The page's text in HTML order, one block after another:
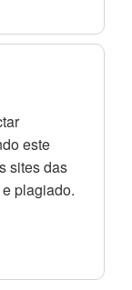
este
sites das
plagiado.